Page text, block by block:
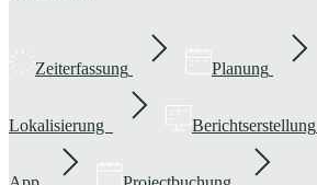
Zeiterfassung Planung
Lokalisierung Berichtserstellung